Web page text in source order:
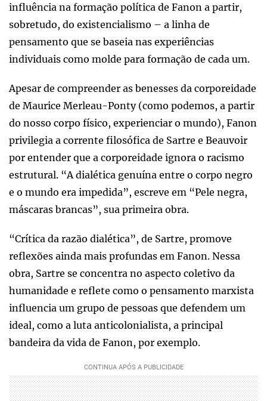
influência na formação política de Fanon a partir,
sobretudo, do existencialismo – a linha de
pensamento que se baseia nas experiências
individuais como molde para formação de cada um.
Apesar de compreender as benesses da corporeidade
de Maurice Merleau-Ponty (como podemos, a partir
do nosso corpo físico, experienciar o mundo), Fanon
privilegia a corrente filosófica de Sartre e Beauvoir
por entender que a corporeidade ignora o racismo
estrutural. “A dialética genuína entre o corpo negro
e o mundo era impedida”, escreve em “Pele negra,
máscaras brancas”, sua primeira obra.
“Crítica da razão dialética”, de Sartre, promove
reflexões ainda mais profundas em Fanon. Nessa
obra, Sartre se concentra no aspecto coletivo da
humanidade e reflete como o pensamento marxista
influencia um grupo de pessoas que defendem um
ideal, como a luta anticolonialista, a principal
bandeira da vida de Fanon, por exemplo.